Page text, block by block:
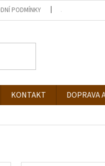
PODMÍNKY JAK NAKUPOVAT
KONTAKT DOPRAVA